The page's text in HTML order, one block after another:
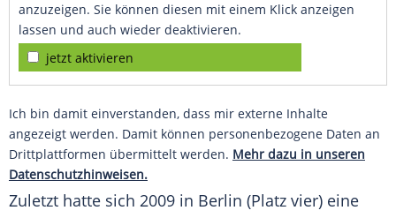
anzuzeigen. Sie können diesen mit einem Klick anzeigen
lassen und auch wieder deaktivieren.
jetzt aktivieren
Ich bin damit einverstanden, dass mir externe Inhalte
angezeigt werden. Damit können personenbezogene Daten an
Drittplattformen übermittelt werden. Mehr dazu in unseren
Datenschutzhinweisen.
Zuletzt hatte sich 2009 in Berlin (Platz vier) eine